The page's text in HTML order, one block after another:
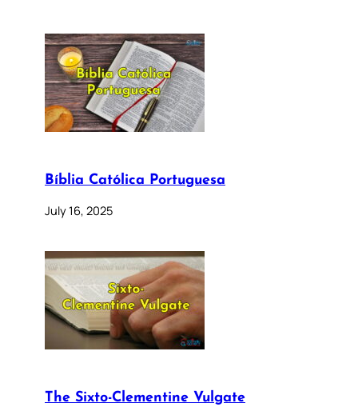
Bíblia Católica Portuguesa
July 16, 2025
The Sixto-Clementine Vulgate